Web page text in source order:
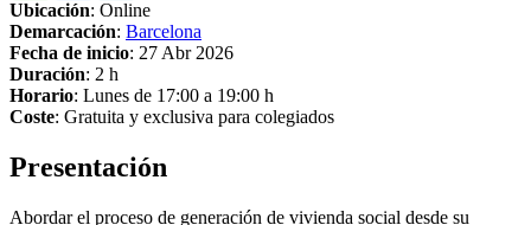
Ubicación: Online
Demarcación: Barcelona
Fecha de inicio: 27 Abr 2026
Duración: 2 h
Horario: Lunes de 17:00 a 19:00 h
Coste: Gratuita y exclusiva para colegiados
Presentación
Abordar el proceso de generación de vivienda social desde su